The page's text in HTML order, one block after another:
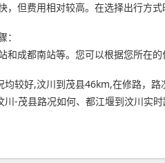
但费用相对较高。在选择出行方
成都南站等。您可以根据您所在
较好,汶川到茂县46km,在修路，
-茂县路况如何、都江堰到汶川实